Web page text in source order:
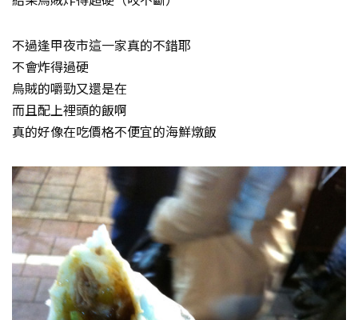
不過逢甲夜市這一家真的不錯耶
不會炸得過硬
烏賊的嚼勁又還是在
而且配上裡頭的飯啊
真的好像在吃價格不便宜的海鮮燉飯